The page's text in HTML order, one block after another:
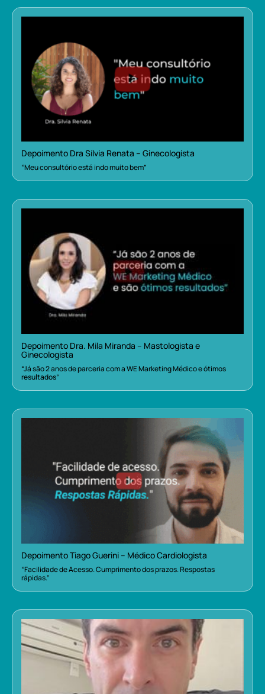
Depoimento Dra Sílvia Renata – Ginecologista
“Meu consultório está indo muito bem”
Depoimento Dra. Mila Miranda – Mastologista e
Ginecologista
“Já são 2 anos de parceria com a WE Marketing Médico e ótimos
resultados”
Depoimento Tiago Guerini – Médico Cardiologista
“Facilidade de Acesso. Cumprimento dos prazos. Respostas
rápidas.”